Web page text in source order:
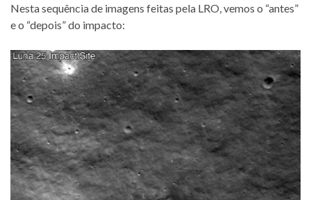
Nesta sequência de imagens feitas pela LRO, vemos o “antes”
e o “depois” do impacto: